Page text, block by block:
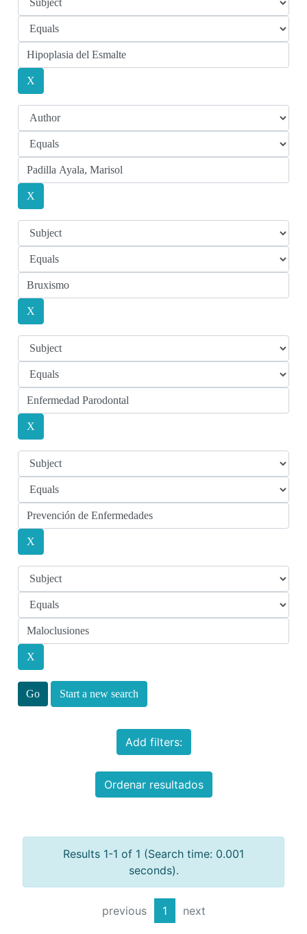
Start a new search
Add filters:
Ordenar resultados
Results 1-1 of 1 (Search time: 0.001
seconds).
previous 1 next